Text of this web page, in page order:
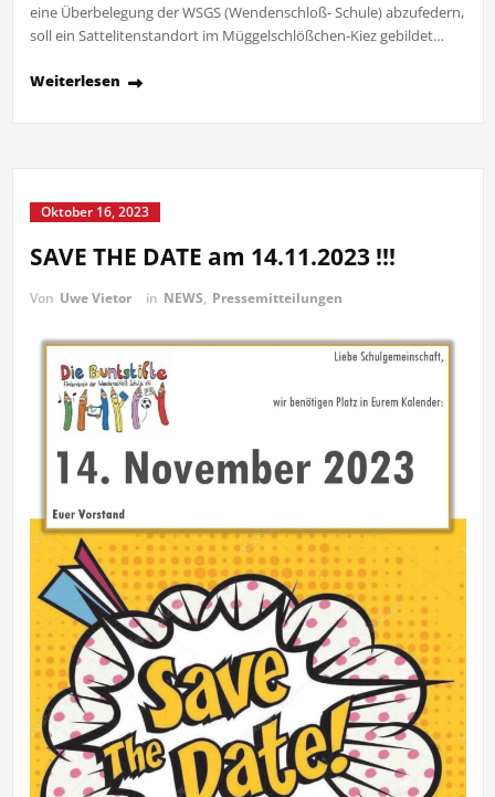
eine Überbelegung der WSGS (Wendenschloß- Schule) abzufedern,
soll ein Sattelitenstandort im Müggelschlößchen-Kiez gebildet…
Weiterlesen
Oktober 16, 2023
SAVE THE DATE am 14.11.2023 !!!
Von Uwe Vietor in NEWS, Pressemitteilungen